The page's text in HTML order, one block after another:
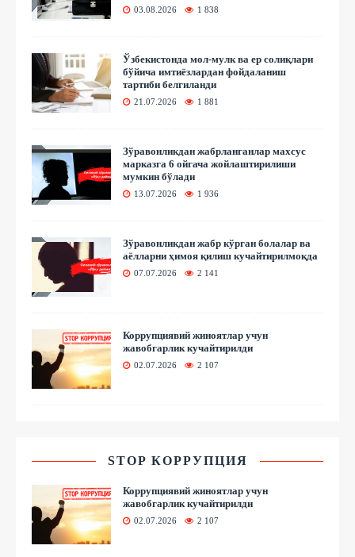
03.08.2026 1 838
Ўзбекистонда мол-мулк ва ер солиқлари
бўйича имтиёзлардан фойдаланиш
тартиби белгиланди
21.07.2026 1 881
Зўравонликдан жабрланганлар махсус
марказга 6 ойгача жойлаштирилиши
мумкин бўлади
13.07.2026 1 936
Зўравонликдан жабр кўрган болалар ва
аёлларни ҳимоя қилиш кучайтирилмоқда
07.07.2026 2 141
Коррупциявий жиноятлар учун
жавобгарлик кучайтирилди
02.07.2026 2 107
STOP КОРРУПЦИЯ
Коррупциявий жиноятлар учун
жавобгарлик кучайтирилди
02.07.2026 2 107